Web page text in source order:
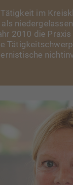
im
2010 die Praxis